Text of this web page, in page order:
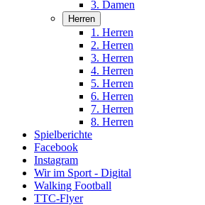
3. Damen
Herren
1. Herren
2. Herren
3. Herren
4. Herren
5. Herren
6. Herren
7. Herren
8. Herren
Spielberichte
Facebook
Instagram
Wir im Sport - Digital
Walking Football
TTC-Flyer